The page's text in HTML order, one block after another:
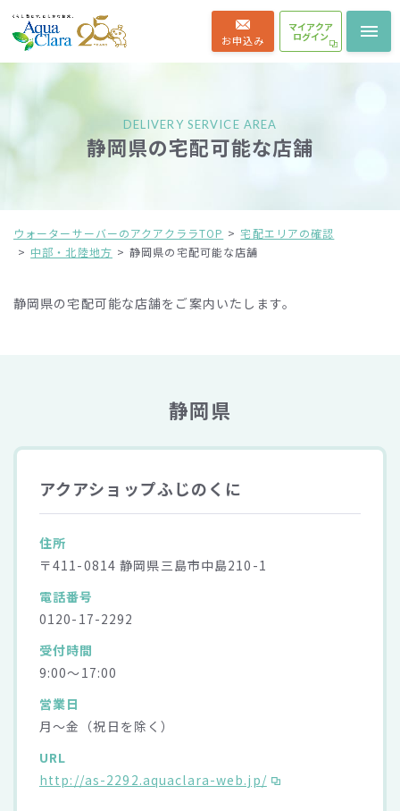
お申込み
マイアクア
ログイン
DELIVERY SERVICE AREA
静岡県の宅配可能な店舗
ウォーターサーバーのアクアクララTOP
宅配エリアの確認
中部・北陸地方
静岡県の宅配可能な店舗
静岡県の宅配可能な店舗をご案内いたします。
静岡県
アクアショップふじのくに
住所
〒411-0814 静岡県三島市中島210-1
電話番号
0120-17-2292
受付時間
9:00～17:00
営業日
月～金（祝日を除く）
URL
http://as-2292.aquaclara-web.jp/